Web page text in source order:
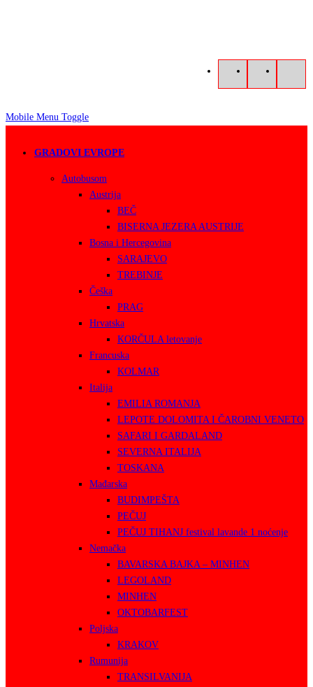
Mobile Menu Toggle
GRADOVI EVROPE
Autobusom
Austrija
BEČ
BISERNA JEZERA AUSTRIJE
Bosna i Hercegovina
SARAJEVO
TREBINJE
Češka
PRAG
Hrvatska
KORČULA letovanje
Francuska
KOLMAR
Italija
EMILIA ROMANJA
LEPOTE DOLOMITA I ČAROBNI VENETO
SAFARI I GARDALAND
SEVERNA ITALIJA
TOSKANA
Mađarska
BUDIMPEŠTA
PEČUJ
PEČUJ TIHANJ festival lavande 1 noćenje
Nemačka
BAVARSKA BAJKA – MINHEN
LEGOLAND
MINHEN
OKTOBARFEST
Poljska
KRAKOV
Rumunija
TRANSILVANIJA